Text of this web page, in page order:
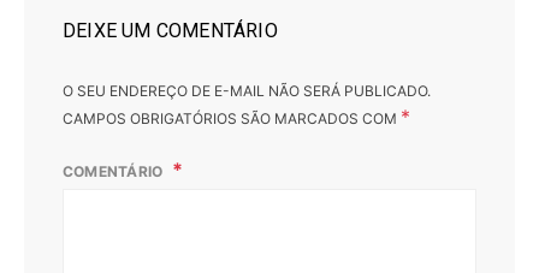
DEIXE UM COMENTÁRIO
O SEU ENDEREÇO DE E-MAIL NÃO SERÁ PUBLICADO.
CAMPOS OBRIGATÓRIOS SÃO MARCADOS COM *
COMENTÁRIO